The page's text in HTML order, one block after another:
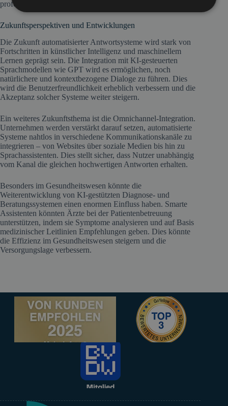
professionellen Behandlung geben.
Zukunftsperspektiven und Entwicklungen
Die Zukunft automatisierter Antwortsysteme wird stark von
Fortschritten in künstlicher Intelligenz und maschinellem
Lernen geprägt sein. Die Integration mit KI-gesteuerten
Sprachmodellen wie GPT wird es ermöglichen, noch
natürlichere und kontextbezogene Dialoge zu führen. Dies
wird die Benutzerfreundlichkeit erheblich verbessern und die
Akzeptanz solcher Systeme weiter steigern.
Ein weiteres Zukunftsthema ist die Omnichannel-Integration.
Unternehmen werden verstärkt darauf setzen, automatisierte
Systeme nahtlos in verschiedene Kommunikationskanäle zu
integrieren – von Websites über soziale Medien bis hin zu
Sprachassistenten. Dies stellt sicher, dass Nutzer unabhängig
vom Kanal die gleichen hochwertigen Antworten erhalten.
Besonders im Gesundheitswesen könnte die
Weiterentwicklung von KI-gestützten Diagnose- und
Beratungssystemen einen enormen Einfluss haben. Smarte
Assistenten könnten Ärzte bei der Patientenbetreuung
unterstützen, indem sie Symptome analysieren und auf Basis
medizinischer Leitlinien Empfehlungen geben. Dies könnte
die Effizienz im Gesundheitswesen steigern und die
Versorgungslage verbessern.